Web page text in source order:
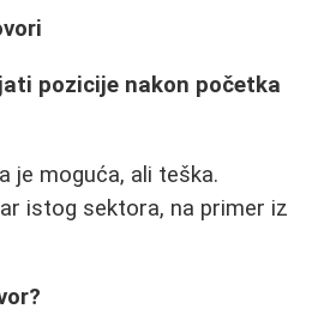
pozicije nakon početka
je moguća, ali teška.
istog sektora, na primer iz